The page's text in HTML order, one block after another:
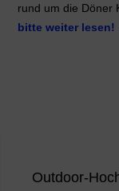
rund um die Döner
bitte weiter lesen!
Outdoor-